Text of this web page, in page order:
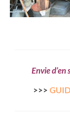
– Xi’an
–
Envie
>>>